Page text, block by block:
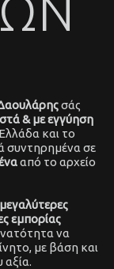
σάς
& με εγγύηση
και το
συντηρημένα σε
από το αρχείο
μεγαλύτερες
εμπορίας
να
με βάση και
αξία.